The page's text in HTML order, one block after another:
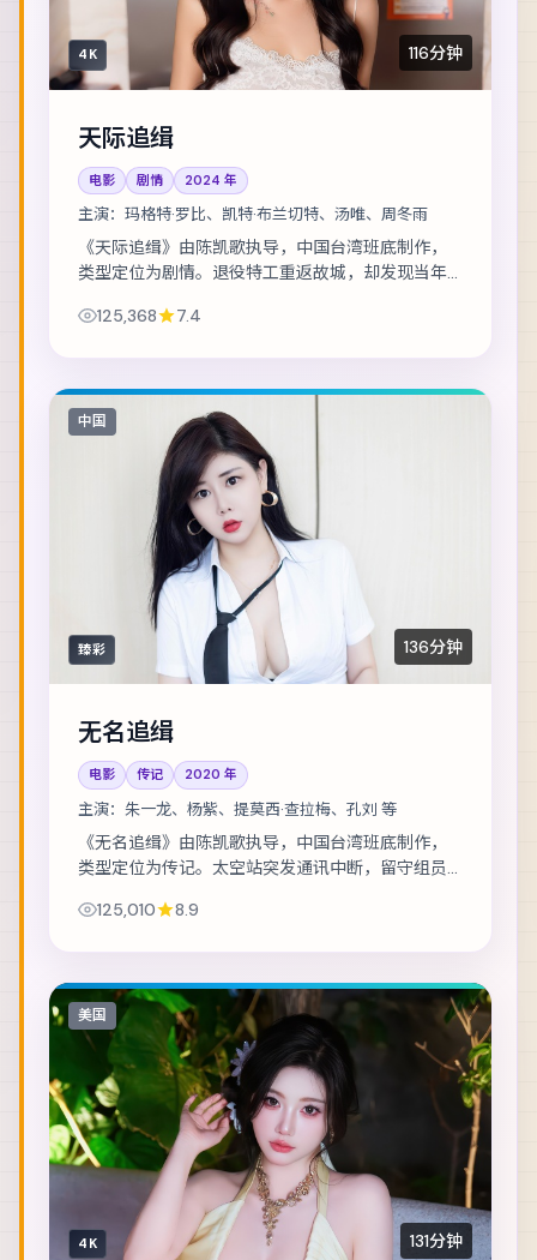
4K 116分钟
天际追缉
电影 剧情 2024 年
主演： 玛格特·罗比、凯特·布兰切特、汤唯、周冬雨
《天际追缉》由陈凯歌执导，中国台湾班底制作，
类型定位为剧情。退役特工重返故城，却发现当年
兰切特、汤唯 等，表演层次丰富。美术与声...
125,368 7.4
中国
臻彩 136分钟
无名追缉
电影 传记 2020 年
主演： 朱一龙、杨紫、提莫西·查拉梅、孔刘 等
《无名追缉》由陈凯歌执导，中国台湾班底制作，
类型定位为传记。太空站突发通讯中断，留守组员
提莫西·查拉梅 等，表演层次丰富。群戏调度成...
125,010 8.9
美国
4K 131分钟